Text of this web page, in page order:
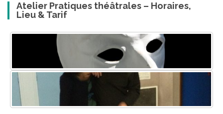
Atelier Pratiques théâtrales – Horaires,
Lieu & Tarif